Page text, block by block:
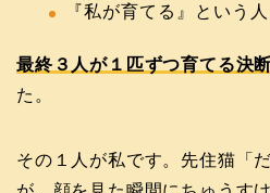
『私が育てる』という人
最終３人が１匹ずつ育てる決
た。
その１人が私です。先住猫「